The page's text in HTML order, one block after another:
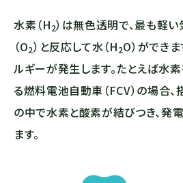
水素（H2）は無色透明で、最も軽
（O2）と反応して水（H2O）ができ
ルギーが発生します。たとえば水
る燃料電池自動車（FCV）の場合
の中で水素と酸素が結びつき、発
ます。